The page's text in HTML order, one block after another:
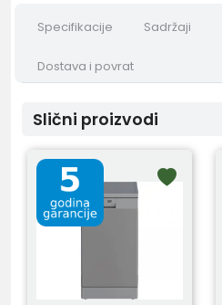
Specifikacije Sadržaji
Dostava i povrat
Slični proizvodi